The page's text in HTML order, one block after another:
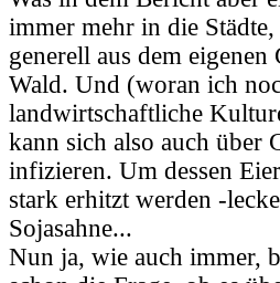
immer mehr in die
generell aus dem
Wald. Und (woran ich
landwirtschaftliche
kann sich also auch über
infizieren. Um dessen
stark erhitzt werden -
Sojasahne...
Nun ja, wie auch immer,